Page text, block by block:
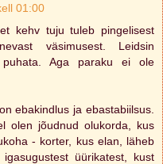
01:00
kehv tuju tuleb pingelisest
väsimusest. Leidsin
puhata. Aga paraku ei ole
ebakindlus ja ebastabiilsus.
olen jõudnud olukorda, kus
- korter, kus elan, läheb
üürikatest, kust